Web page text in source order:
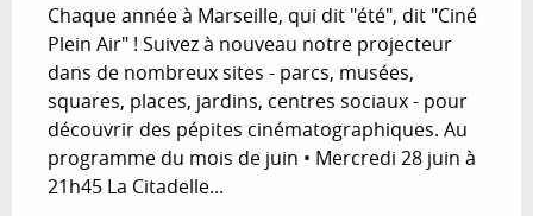
Chaque année à Marseille, qui dit "été", dit "Ciné
Plein Air" ! Suivez à nouveau notre projecteur
dans de nombreux sites - parcs, musées,
squares, places, jardins, centres sociaux - pour
découvrir des pépites cinématographiques. Au
programme du mois de juin • Mercredi 28 juin à
21h45 La Citadelle...